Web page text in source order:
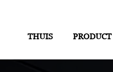
THUIS PRODUCT